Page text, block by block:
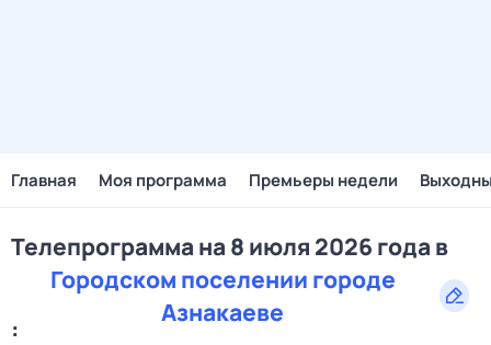
Главная Моя программа Премьеры недели
Телепрограмма на 8 июля 2026 года в
Городском поселении городе
Азнакаеве
: